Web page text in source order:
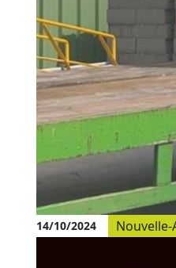
14/10/2024